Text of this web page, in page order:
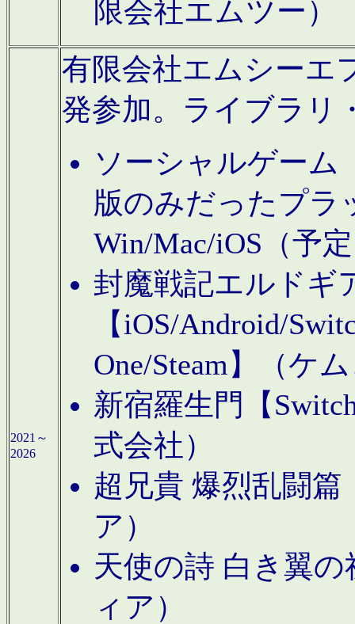
限会社エムツー）
2021～
2026
有限会社エムシーエ
発参加。ライブラリ
ソーシャルゲーム
版のみだったプラ
Win/Mac/iOS（予
封魔戦記エルドギ
【iOS/Android/
One/Steam】（ケ
新宿羅生門【
式会社）
超兄貴 爆烈乱闘篇
ア）
天使の詩 白き翼
ィア）